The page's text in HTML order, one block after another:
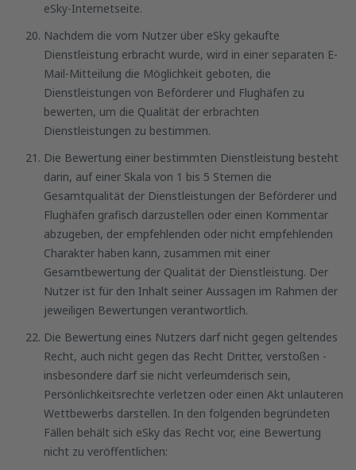
eSky-Internetseite.
Nachdem die vom Nutzer über eSky gekaufte
Dienstleistung erbracht wurde, wird in einer separaten E-
Mail-Mitteilung die Möglichkeit geboten, die
Dienstleistungen von Beförderer und Flughäfen zu
bewerten, um die Qualität der erbrachten
Dienstleistungen zu bestimmen.
Die Bewertung einer bestimmten Dienstleistung besteht
darin, auf einer Skala von 1 bis 5 Sternen die
Gesamtqualität der Dienstleistungen der Beförderer und
Flughäfen grafisch darzustellen oder einen Kommentar
abzugeben, der empfehlenden oder nicht empfehlenden
Charakter haben kann, zusammen mit einer
Gesamtbewertung der Qualität der Dienstleistung. Der
Nutzer ist für den Inhalt seiner Aussagen im Rahmen der
jeweiligen Bewertungen verantwortlich.
Die Bewertung eines Nutzers darf nicht gegen geltendes
Recht, auch nicht gegen das Recht Dritter, verstoßen -
insbesondere darf sie nicht verleumderisch sein,
Persönlichkeitsrechte verletzen oder einen Akt unlauteren
Wettbewerbs darstellen. In den folgenden begründeten
Fällen behält sich eSky das Recht vor, eine Bewertung
nicht zu veröffentlichen: